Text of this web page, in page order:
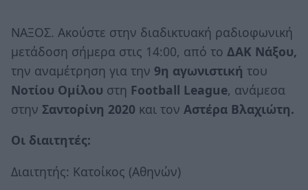
ΝΑΞΟΣ. Ακούστε στην διαδικτυακή ραδιοφωνική
μετάδοση σήμερα στις 14:00, από το ΔΑΚ Νάξου,
την αναμέτρηση για την 9η αγωνιστική του
Νοτίου Ομίλου στη Football League, ανάμεσα
στην Σαντορίνη 2020 και τον Αστέρα Βλαχιώτη.
Οι διαιτητές:
Διαιτητής: Κατοίκος (Αθηνών)